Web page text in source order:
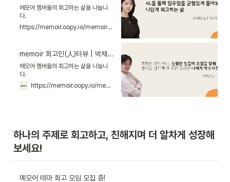
메모어 멤버들의 회고하는 삶을 나눕니
다.
https://memoir.oopy.io/memoir_interview4
memoir 회고인(人)터뷰 | 박채은님
메모어 멤버들의 회고하는 삶을 나눕니
다.
https://memoir.oopy.io/memoir_interview3
하나의 주제로 회고하고, 친해지며 더 알차게 성장해
보세요!
메모어 테마 회고 모임 모집 중!